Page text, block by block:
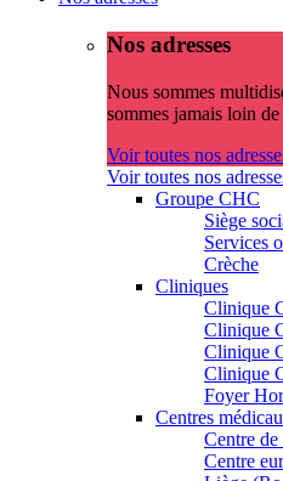
Nos adresses
Nous sommes
sommes jamais loin
Voir toutes nos
Voir toutes nos
Groupe CHC
Siège
Services
Crèche
Cliniques
Clinique
Clinique
Clinique
Clinique
Foyer
Centres
Centre
Centre